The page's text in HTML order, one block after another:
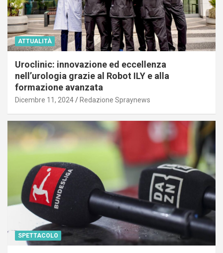
ATTUALITÀ
Uroclinic: innovazione ed eccellenza
nell’urologia grazie al Robot ILY e alla
formazione avanzata
Dicembre 11, 2024 Redazione Spraynews
SPETTACOLO